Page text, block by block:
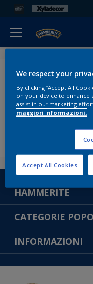
Accesso
Se desideri saperne
dati personali, leggi
HAMMERITE
TROVA UN COLORE
CONTATTACI
MAPPA DEL SITO
CATEGORIE
NOTE LEGALI
COOKIES
INFORMATIVA SULLA
INFORMAZIONI
We respect your
By clicking “Accept All
on your device to enhance
assist in our marketing
maggiori informazioni.
Accept All Cookies